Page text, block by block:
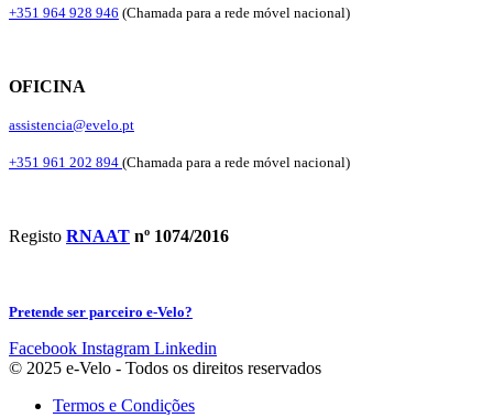
+351 964 928 946 (Chamada para a rede móvel nacional)
OFICINA
assistencia@evelo.pt
+351 961 202 894 (Chamada para a rede móvel nacional)
Registo RNAAT nº 1074/2016
Pretende ser parceiro e-Velo?
Facebook Instagram Linkedin
© 2025 e-Velo - Todos os direitos reservados
Termos e Condições